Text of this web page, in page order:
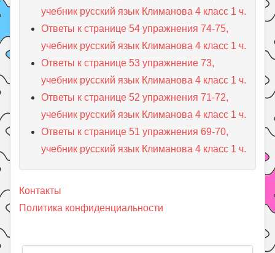
учебник русский язык Климанова 4 класс 1 ч.
Ответы к странице 54 упражнения 74-75,
учебник русский язык Климанова 4 класс 1 ч.
Ответы к странице 53 упражнение 73,
учебник русский язык Климанова 4 класс 1 ч.
Ответы к странице 52 упражнения 71-72,
учебник русский язык Климанова 4 класс 1 ч.
Ответы к странице 51 упражнения 69-70,
учебник русский язык Климанова 4 класс 1 ч.
Контакты
Политика конфиденциальности